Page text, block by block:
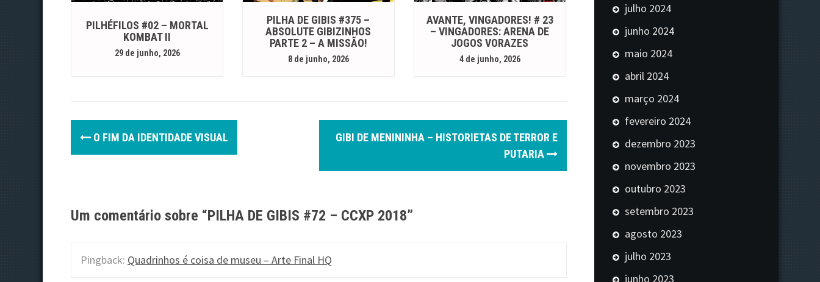
PILHÉFILOS #02 – MORTAL
KOMBAT II
29 de junho, 2026
PILHA DE GIBIS #375 –
ABSOLUTE GIBIZINHOS
PARTE 2 – A MISSÃO!
8 de junho, 2026
AVANTE, VINGADORES! # 23
– VINGADORES: ARENA DE
JOGOS VORAZES
4 de junho, 2026
P
o
n
O FIM DA IDENTIDADE VISUAL
GIBI DE MENININHA – HISTORIETAS DE TERROR E
PUTARIA
Um comentário sobre “PILHA DE GIBIS #72 – CCXP 2018”
Pingback: Quadrinhos é coisa de museu – Arte Final HQ
julho 2024
junho 2024
maio 2024
abril 2024
março 2024
fevereiro 2024
dezembro 2023
novembro 2023
outubro 2023
setembro 2023
agosto 2023
julho 2023
junho 2023